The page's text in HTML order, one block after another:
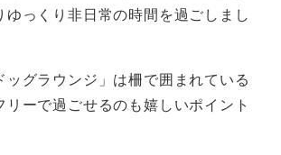
ゆっくり非日常の時間を過ごしまし
ッグラウンジ」は柵で囲まれている
リーで過ごせるのも嬉しいポイント